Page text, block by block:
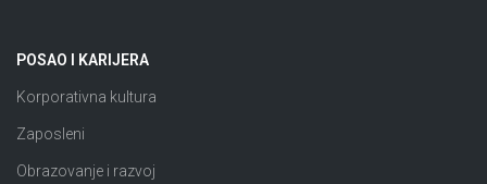
POSAO I KARIJERA
Korporativna kultura
Zaposleni
Obrazovanje i razvoj